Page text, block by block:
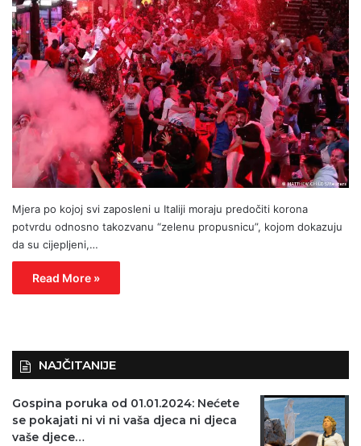
Mjera po kojoj svi zaposleni u Italiji moraju predočiti korona
potvrdu odnosno takozvanu “zelenu propusnicu”, kojom dokazuju
da su cijepljeni,…
Read More »
NAJČITANIJE
Gospina poruka od 01.01.2024: Nećete
se pokajati ni vi ni vaša djeca ni djeca
vaše djece…